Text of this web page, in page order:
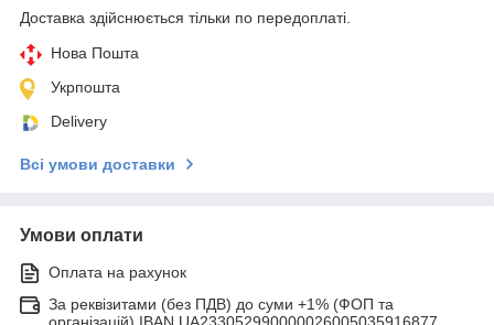
Доставка здійснюється тільки по передоплаті.
Нова Пошта
Укрпошта
Delivery
Всі умови доставки
Умови оплати
Оплата на рахунок
За реквізитами (без ПДВ) до суми +1% (ФОП та
організацій) IBAN UA233052990000026005035916877